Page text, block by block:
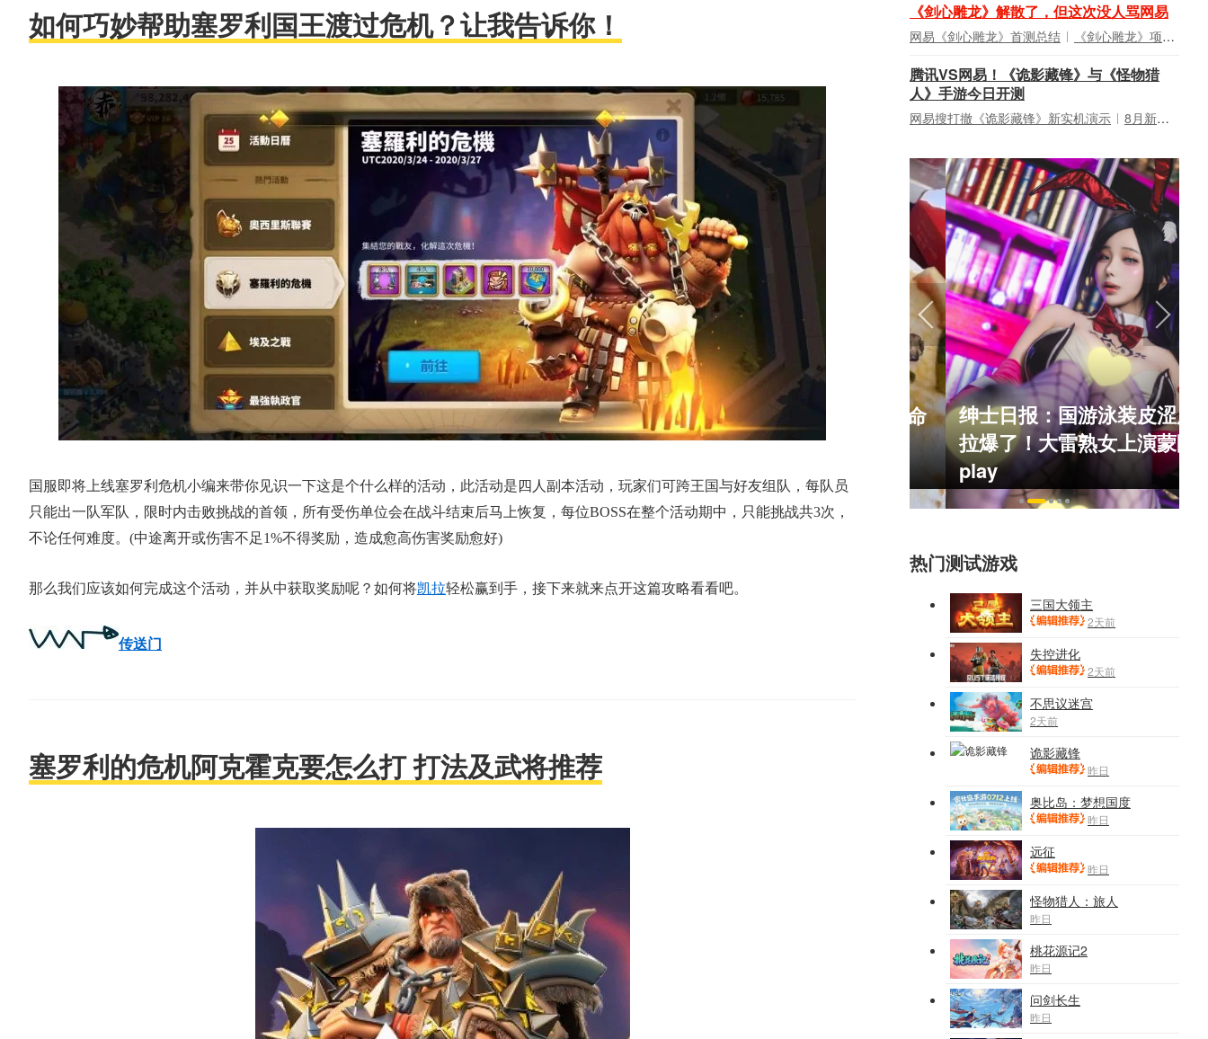
如何巧妙帮助塞罗利国王渡过危机？让我告诉你！
国服即将上线塞罗利危机小编来带你见识一下这是个什么样的活动，此活动是四人副本活动，玩家们可跨王国与好友组队，每队员
只能出一队军队，限时内击败挑战的首领，所有受伤单位会在战斗结束后马上恢复，每位BOSS在整个活动期中，只能挑战共3次，
不论任何难度。(中途离开或伤害不足1%不得奖励，造成愈高伤害奖励愈好)
那么我们应该如何完成这个活动，并从中获取奖励呢？如何将凯拉轻松赢到手，接下来就来点开这篇攻略看看吧。
传送门
塞罗利的危机阿克霍克要怎么打 打法及武将推荐
《剑心雕龙》解散了，但这次没人骂网易
网易《剑心雕龙》首测总结 《剑心雕龙》项目宣布解散
腾讯VS网易！《诡影藏锋》与《怪物猎
人》手游今日开测
网易搜打撤《诡影藏锋》新实机演示 8月新游前瞻：《诡秘之主》领衔
17周年庆典 争霸赛大区火
爆开启
一看吓一跳：雷死人不偿命
的囧图集（1171）
绅士日报：国游泳装皮涩度
拉爆了！大雷熟女上演蒙眼
play
热门测试游戏
三国大领主
2天前
失控进化
2天前
不思议迷宫
2天前
诡影藏锋
昨日
奥比岛：梦想国度
昨日
远征
昨日
怪物猎人：旅人
昨日
桃花源记2
昨日
问剑长生
昨日